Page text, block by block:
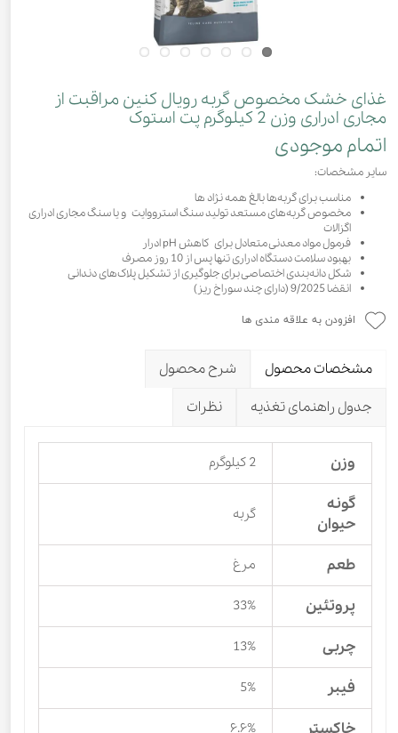
غذای خشک مخصوص گربه رویال کنین مراقبت از
مجاری ادراری وزن 2 کیلوگرم پت استوک
اتمام موجودی
سایر مشخصات:
مناسب برای گربه‌ها بالغ همه نژاد ها
مخصوص گربه‌های مستعد تولید سنگ استرووایت و یا سنگ مجاری ادراری
اگزالات
فرمول مواد معدنی متعادل برای کاهش pH ادرار
بهبود سلامت دستگاه ادراری تنها پس از 10 روز مصرف
شکل دانه‌بندی اختصاصی برای جلوگیری از تشکیل پلاک‌های دندانی
انقضا 9/2025 (دارای چند سوراخ ریز)
افزودن به علاقه مندی ها
مشخصات محصول
شرح محصول
جدول راهنمای تغذیه
نظرات
وزن 2 کیلوگرم
گونه
حیوان
گربه
طعم مرغ
پروتئین 33%
چربی 13%
فیبر 5%
خاکستر ۶.۶%